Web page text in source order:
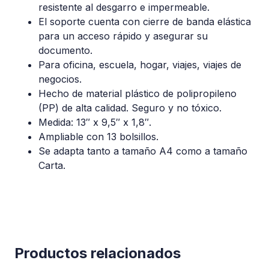
resistente al desgarro e impermeable.
El soporte cuenta con cierre de banda elástica
para un acceso rápido y asegurar su
documento.
Para oficina, escuela, hogar, viajes, viajes de
negocios.
Hecho de material plástico de polipropileno
(PP) de alta calidad. Seguro y no tóxico.
Medida: 13″ x 9,5″ x 1,8″.
Ampliable con 13 bolsillos.
Se adapta tanto a tamaño A4 como a tamaño
Carta.
Productos relacionados